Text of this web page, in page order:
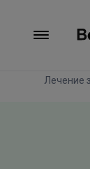
Лечение